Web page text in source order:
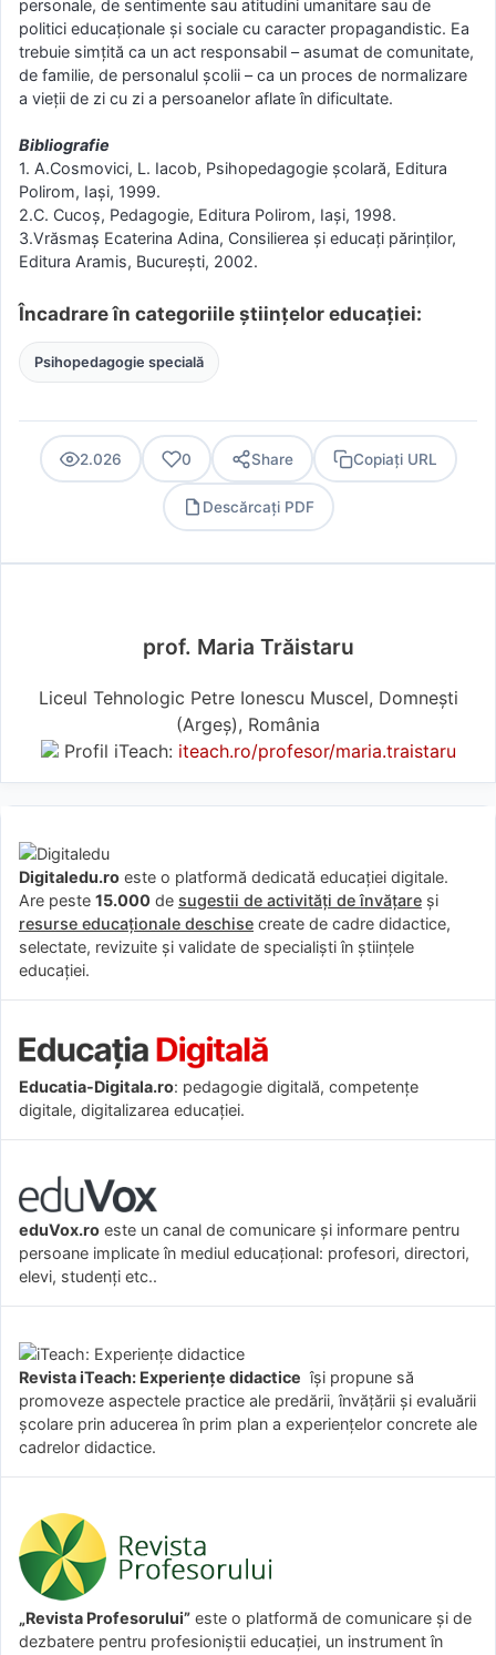
personale, de sentimente sau atitudini umanitare sau de
politici educaţionale şi sociale cu caracter propagandistic. Ea
trebuie simţită ca un act responsabil – asumat de comunitate,
de familie, de personalul şcolii – ca un proces de normalizare
a vieţii de zi cu zi a persoanelor aflate în dificultate.
Bibliografie
1. A.Cosmovici, L. Iacob, Psihopedagogie şcolară, Editura
Polirom, Iaşi, 1999.
2.C. Cucoş, Pedagogie, Editura Polirom, Iaşi, 1998.
3.Vrăsmaş Ecaterina Adina, Consilierea şi educaţi părinţilor,
Editura Aramis, Bucureşti, 2002.
Încadrare în categoriile științelor educației:
Psihopedagogie specială
2.026 0 Share Copiați URL
Descărcați PDF
prof. Maria Trăistaru
Liceul Tehnologic Petre Ionescu Muscel, Domnești
(Argeş), România
Profil iTeach: iteach.ro/profesor/maria.traistaru
Digitaledu.ro este o platformă dedicată educației digitale.
Are peste 15.000 de sugestii de activități de învățare și
resurse educaționale deschise create de cadre didactice,
selectate, revizuite și validate de specialiști în științele
educației.
Educatia-Digitala.ro: pedagogie digitală, competențe
digitale, digitalizarea educației.
eduVox.ro este un canal de comunicare și informare pentru
persoane implicate în mediul educațional: profesori, directori,
elevi, studenți etc..
Revista iTeach: Experienţe didactice îşi propune să
promoveze aspectele practice ale predării, învăţării şi evaluării
şcolare prin aducerea în prim plan a experienţelor concrete ale
cadrelor didactice.
„Revista Profesorului” este o platformă de comunicare și de
dezbatere pentru profesioniștii educației, un instrument în